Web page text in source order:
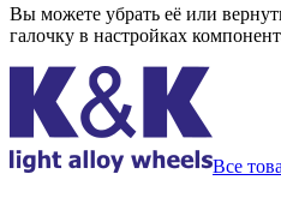
Вы можете убрать её или
галочку в настройках
Все